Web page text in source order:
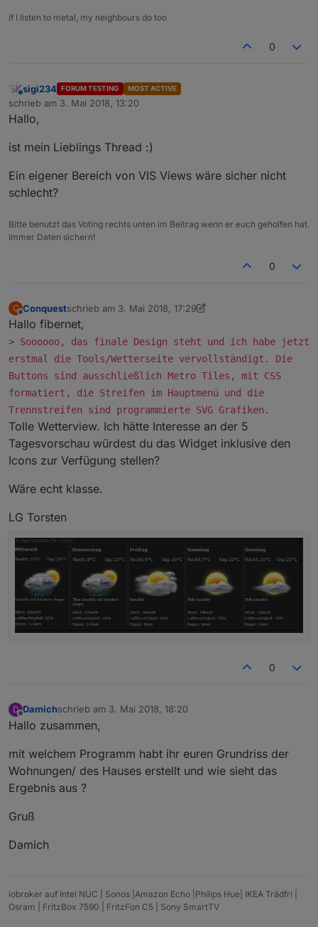
if I listen to metal, my neighbours do too
0
Online
sigi234 FORUM TESTING MOST ACTIVE
schrieb am 3. Mai 2018, 13:20
zuletzt editiert von
Hallo,
ist mein Lieblings Thread :)
Ein eigener Bereich von VIS Views wäre sicher nicht
schlecht?
Bitte benutzt das Voting rechts unten im Beitrag wenn er euch geholfen hat.
Immer Daten sichern!
0
C
Offline
Conquestschrieb am 3. Mai 2018, 17:29
zuletzt editiert von Jey Cee
Hallo fibernet,
> Soooooo, das finale Design steht und ich habe jetzt
erstmal die Tools/Wetterseite vervollständigt. Die
Buttons sind ausschließlich Metro Tiles, mit CSS
formatiert, die Streifen im Hauptmenü und die
Trennstreifen sind programmierte SVG Grafiken.
Tolle Wetterview. Ich hätte Interesse an der 5
Tagesvorschau würdest du das Widget inklusive den
Icons zur Verfügung stellen?
Wäre echt klasse.
LG Torsten
0
D
Offline
Damichschrieb am 3. Mai 2018, 18:20
zuletzt editiert von
Hallo zusammen,
mit welchem Programm habt ihr euren Grundriss der
Wohnungen/ des Hauses erstellt und wie sieht das
Ergebnis aus ?
Gruß
Damich
iobroker auf Intel NUC | Sonos |Amazon Echo |Philips Hue| IKEA Trädfri |
Osram | FritzBox 7590 | FritzFon C5 | Sony SmartTV